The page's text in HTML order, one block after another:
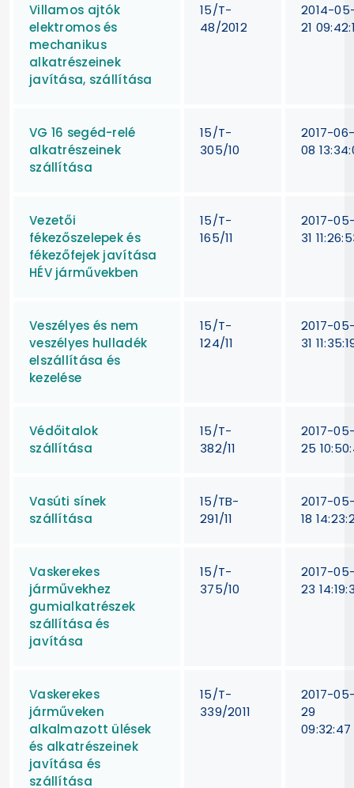
Villamos ajtók
elektromos és
mechanikus
alkatrészeinek
javítása, szállítása
15/T-
48/2012
2014-
21
VG 16 segéd-relé
alkatrészeinek
szállítása
15/T-
305/10
2017-
08
Vezetői
fékezőszelepek és
fékezőfejek javítása
HÉV járművekben
15/T-
165/11
2017-
31
Veszélyes és nem
veszélyes hulladék
elszállítása és
kezelése
15/T-
124/11
2017-
31
Védőitalok
szállítása
15/T-
382/11
2017-
25
Vasúti sínek
szállítása
15/TB-
291/11
2017-
18
Vaskerekes
járművekhez
gumialkatrészek
szállítása és
javítása
15/T-
375/10
2017-
23
Vaskerekes
járműveken
alkalmazott ülések
és alkatrészeinek
javítása és
szállítása
15/T-
339/2011
2017-
29
09:32:47